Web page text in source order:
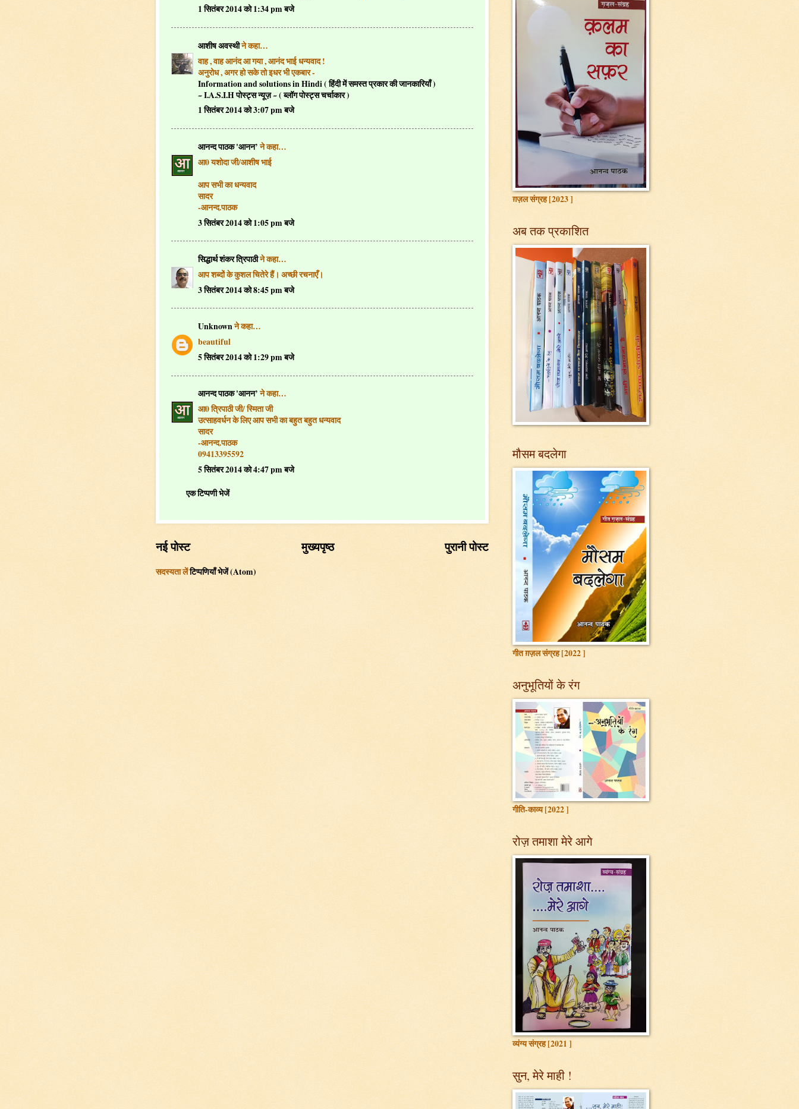
1 सितंबर 2014 को 1:34 pm बजे
आशीष अवस्थीने कहा…
वाह , वाह आनंद आ गया , आनंद भाई धन्यवाद !
अनुरोध , अगर हो सके तो इधर भी एकबार -
Information and solutions in Hindi ( हिंदी में समस्त प्रकार की जानकारियाँ )
~ I.A.S.I.H पोस्ट्स न्यूज़ ~ ( ब्लॉग पोस्ट्स चर्चाकार )
1 सितंबर 2014 को 3:07 pm बजे
आनन्द पाठक 'आनन’ने कहा…
आ0 यशोदा जी/आशीष भाई
आप सभी का धन्यवाद
सादर
-आनन्द.पाठक
3 सितंबर 2014 को 1:05 pm बजे
सिद्धार्थ शंकर त्रिपाठीने कहा…
आप शब्दों के कुशल चितेरे हैं। अच्छी रचनाएँ।
3 सितंबर 2014 को 8:45 pm बजे
Unknownने कहा…
beautiful
5 सितंबर 2014 को 1:29 pm बजे
आनन्द पाठक 'आनन’ने कहा…
आ0 त्रिपाठी जी/ स्मिता जी
उत्साहवर्धन के लिए आप सभी का बहुत बहुत धन्यवाद
सादर
-आनन्द.पाठक
09413395592
5 सितंबर 2014 को 4:47 pm बजे
एक टिप्पणी भेजें
नई पोस्ट पुरानी पोस्ट
मुख्यपृष्ठ
सदस्यता लेंटिप्पणियाँ भेजें (Atom)
ग़ज़ल संग्रह [2023 ]
अब तक प्रकाशित
मौसम बदलेगा
गीत ग़ज़ल संग्रह [2022 ]
अनुभूतियों के रंग
गीति-काव्य [2022 ]
रोज़ तमाशा मेरे आगे
व्यंग्य संग्रह [2021 ]
सुन, मेरे माही !